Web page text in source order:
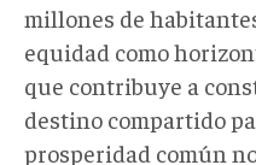
millones de
equidad como
que contribuye a
destino compartido
prosperidad común